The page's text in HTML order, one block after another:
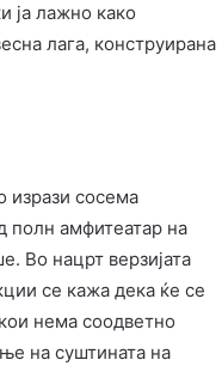
ја лажно како
лага, конструирана
изрази сосема
полн амфитеатар на
Во нацрт верзијата
се кажа дека ќе се
нема соодветно
на суштината на